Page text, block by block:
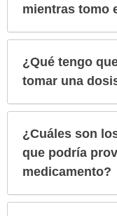
mientras tomo
¿Qué tengo
tomar una
¿Cuáles son
que podría
medicamento?